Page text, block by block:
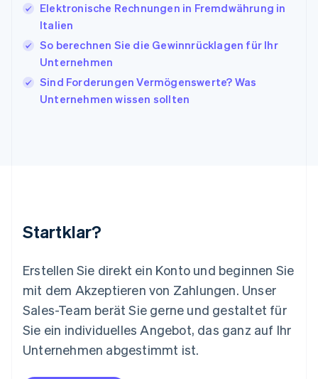
Elektronische Rechnungen in Fremdwährung in
Italien
So berechnen Sie die Gewinnrücklagen für Ihr
Unternehmen
Sind Forderungen Vermögenswerte? Was
Unternehmen wissen sollten
Startklar?
Erstellen Sie direkt ein Konto und beginnen Sie
mit dem Akzeptieren von Zahlungen. Unser
Sales-Team berät Sie gerne und gestaltet für
Sie ein individuelles Angebot, das ganz auf Ihr
Unternehmen abgestimmt ist.
Kroatien
English
Lettland
Liechtenstein
DeutschEnglish
Litauen
Español English
Niederlande
NederlandsEnglish
English
Österreich
Deutsch
Polen